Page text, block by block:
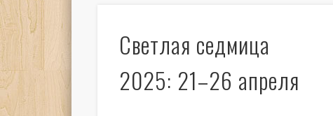
Светлая седмица
2025: 21–26 апреля